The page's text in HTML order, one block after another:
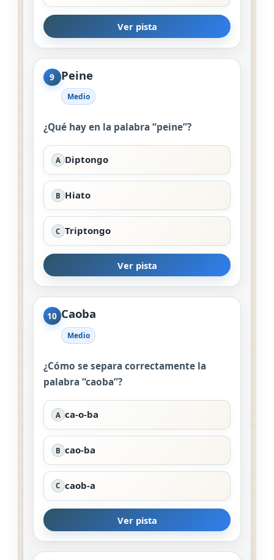
Ver pista
9 Peine
Medio
¿Qué hay en la palabra “peine”?
A Diptongo
B Hiato
C Triptongo
Ver pista
10 Caoba
Medio
¿Cómo se separa correctamente la
palabra “caoba”?
A ca-o-ba
B cao-ba
C caob-a
Ver pista